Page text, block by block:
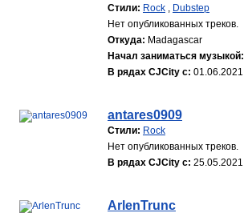
Стили: Rock , Dubstep
Нет опубликованных треков.
Откуда: Madagascar
Начал заниматься музыкой:
В рядах CJCity с: 01.06.2021
antares0909
Стили: Rock
Нет опубликованных треков.
В рядах CJCity с: 25.05.2021
ArlenTrunc